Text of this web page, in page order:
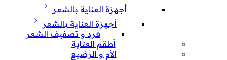
أجهزة العناية بالشعر
أجهزة العناية بالشعر
فرد و تصفيف الشعر
أطقم العناية
الأم و الرضيع